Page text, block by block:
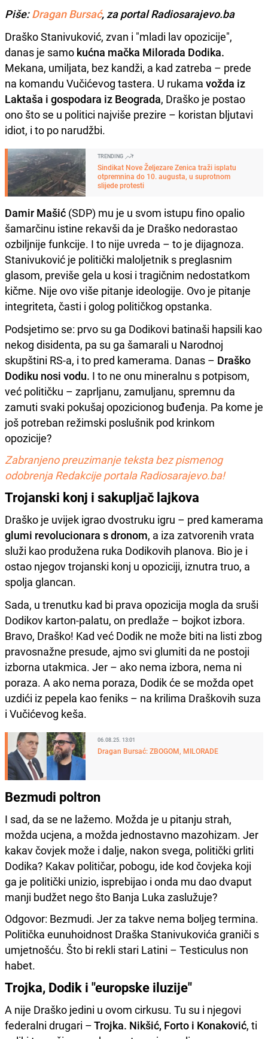
Piše:Dragan Bursać, za portal Radiosarajevo.ba
Draško Stanivuković, zvan i "mladi lav opozicije",
danas je samo kućna mačka Milorada Dodika.
Mekana, umiljata, bez kandži, a kad zatreba – prede
na komandu Vučićevog tastera. U rukama vožda iz
Laktaša i gospodara iz Beograda, Draško je postao
ono što se u politici najviše prezire – koristan bljutavi
idiot, i to po narudžbi.
TRENDING
Sindikat Nove Željezare Zenica traži isplatu
otpremnina do 10. augusta, u suprotnom
slijede protesti
Damir Mašić (SDP) mu je u svom istupu fino opalio
šamarčinu istine rekavši da je Draško nedorastao
ozbiljnije funkcije. I to nije uvreda – to je dijagnoza.
Stanivuković je politički maloljetnik s preglasnim
glasom, previše gela u kosi i tragičnim nedostatkom
kičme. Nije ovo više pitanje ideologije. Ovo je pitanje
integriteta, časti i golog političkog opstanka.
Podsjetimo se: prvo su ga Dodikovi batinaši hapsili kao
nekog disidenta, pa su ga šamarali u Narodnoj
skupštini RS-a, i to pred kamerama. Danas – Draško
Dodiku nosi vodu. I to ne onu mineralnu s potpisom,
već političku – zaprljanu, zamuljanu, spremnu da
zamuti svaki pokušaj opozicionog buđenja. Pa kome je
još potreban režimski poslušnik pod krinkom
opozicije?
Zabranjeno preuzimanje teksta bez pismenog
odobrenja Redakcije portala Radiosarajevo.ba!
Trojanski konj i sakupljač lajkova
Draško je uvijek igrao dvostruku igru – pred kamerama
glumi revolucionara s dronom, a iza zatvorenih vrata
služi kao produžena ruka Dodikovih planova. Bio je i
ostao njegov trojanski konj u opoziciji, iznutra truo, a
spolja glancan.
Sada, u trenutku kad bi prava opozicija mogla da sruši
Dodikov karton-palatu, on predlaže – bojkot izbora.
Bravo, Draško! Kad već Dodik ne može biti na listi zbog
pravosnažne presude, ajmo svi glumiti da ne postoji
izborna utakmica. Jer – ako nema izbora, nema ni
poraza. A ako nema poraza, Dodik će se možda opet
uzdići iz pepela kao feniks – na krilima Draškovih suza
i Vučićevog keša.
06.08.25. 13:01
Dragan Bursać: ZBOGOM, MILORADE
Bezmudi poltron
I sad, da se ne lažemo. Možda je u pitanju strah,
možda ucjena, a možda jednostavno mazohizam. Jer
kakav čovjek može i dalje, nakon svega, politički grliti
Dodika? Kakav političar, pobogu, ide kod čovjeka koji
ga je politički unizio, isprebijao i onda mu dao dvaput
manji budžet nego što Banja Luka zaslužuje?
Odgovor: Bezmudi. Jer za takve nema boljeg termina.
Politička eunuhoidnost Draška Stanivukovića graniči s
umjetnošću. Što bi rekli stari Latini – Testiculus non
habet.
Trojka, Dodik i "europske iluzije"
A nije Draško jedini u ovom cirkusu. Tu su i njegovi
federalni drugari –Trojka. Nikšić, Forto i Konaković, ti